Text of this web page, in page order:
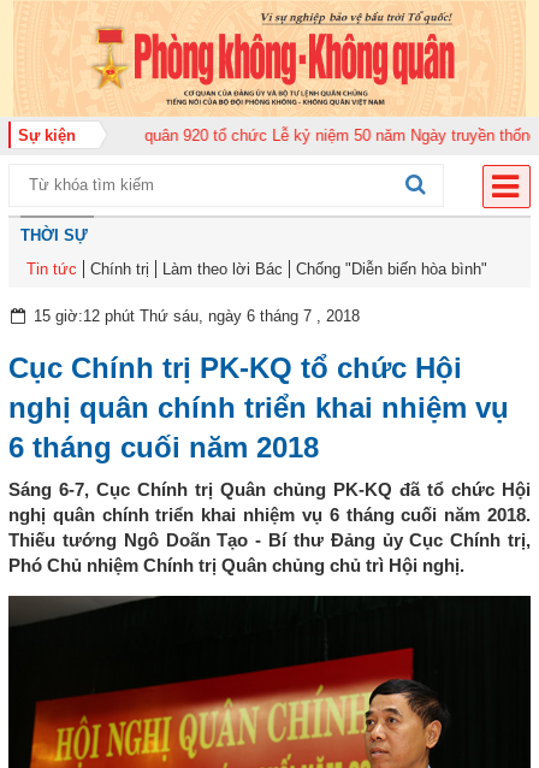
Sự kiện
đoàn Không quân 920 tổ chức Lễ kỷ niệm 50 năm Ngày truyền thống (12-
THỜI SỰ
Tin tức
Chính trị Làm theo lời Bác Chống "Diễn biến hòa bình"
15 giờ:12 phút Thứ sáu, ngày 6 tháng 7 , 2018
Cục Chính trị PK-KQ tổ chức Hội
nghị quân chính triển khai nhiệm vụ
6 tháng cuối năm 2018
Sáng 6-7, Cục Chính trị Quân chủng PK-KQ đã tổ chức Hội
nghị quân chính triển khai nhiệm vụ 6 tháng cuối năm 2018.
Thiếu tướng Ngô Doãn Tạo - Bí thư Đảng ủy Cục Chính trị,
Phó Chủ nhiệm Chính trị Quân chủng chủ trì Hội nghị.